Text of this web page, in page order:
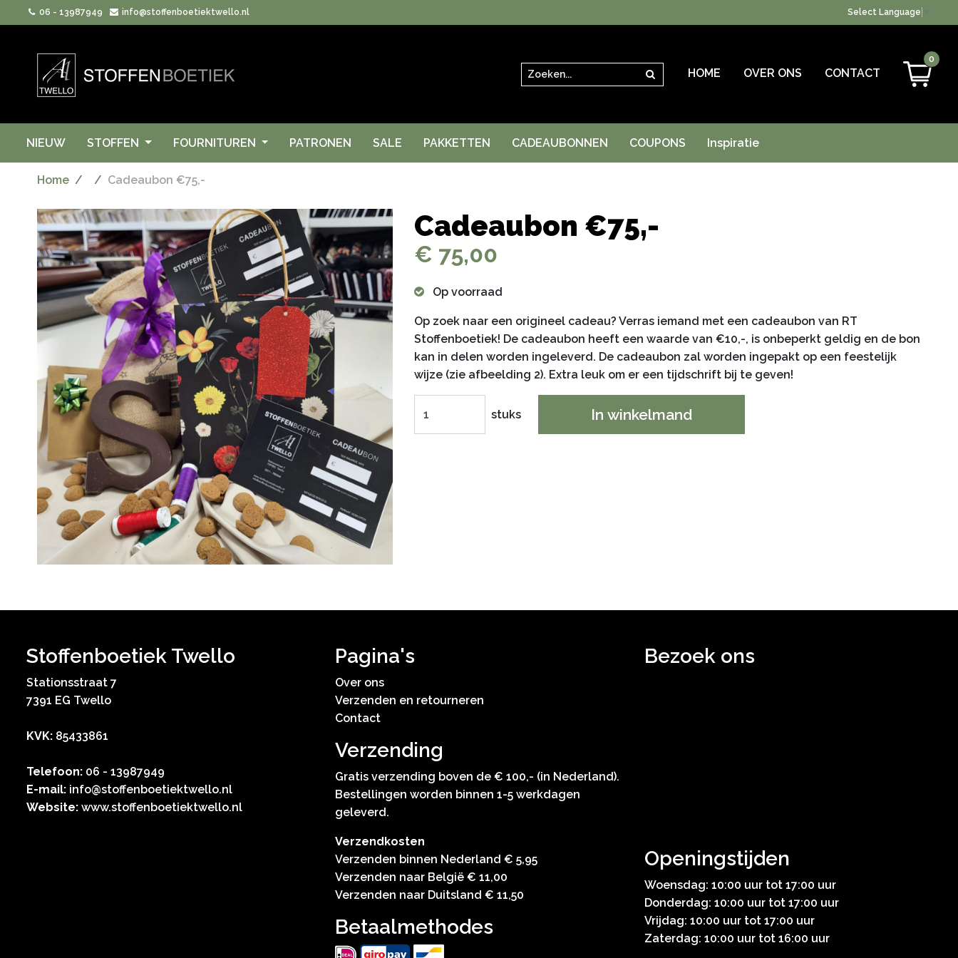
06 - 13987949 info@stoffenboetiektwello.nl Select Language
Zoeken Zoeken HOME OVER ONS CONTACT
0
NIEUW STOFFEN FOURNITUREN PATRONEN SALE PAKKETTEN CADEAUBONNEN COUPONS Inspiratie
Home Cadeaubon €75,-
Cadeaubon €75,-
€ 75,00
Op voorraad
Op zoek naar een origineel cadeau? Verras iemand met een cadeaubon van RT
Stoffenboetiek! De cadeaubon heeft een waarde van €10,-, is onbeperkt geldig en de bon
kan in delen worden ingeleverd. De cadeaubon zal worden ingepakt op een feestelijk
wijze (zie afbeelding 2). Extra leuk om er een tijdschrift bij te geven!
stuks In winkelmand
Stoffenboetiek Twello
Stationsstraat 7
7391 EG Twello
KVK: 85433861
Telefoon: 06 - 13987949
E-mail: info@stoffenboetiektwello.nl
Website: www.stoffenboetiektwello.nl
Pagina's
Over ons
Verzenden en retourneren
Contact
Verzending
Gratis verzending boven de € 100,- (in Nederland).
Bestellingen worden binnen 1-5 werkdagen
geleverd.
Verzendkosten
Verzenden binnen Nederland € 5,95
Verzenden naar België € 11,00
Verzenden naar Duitsland € 11,50
Betaalmethodes
Bezoek ons
Openingstijden
Woensdag: 10:00 uur tot 17:00 uur
Donderdag: 10:00 uur tot 17:00 uur
Vrijdag: 10:00 uur tot 17:00 uur
Zaterdag: 10:00 uur tot 16:00 uur